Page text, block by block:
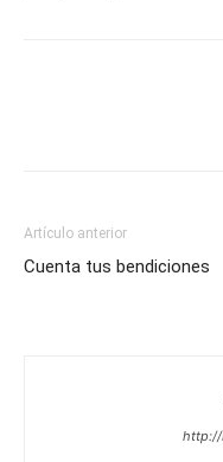
Artículo anterior
Cuenta tus bendiciones
http://